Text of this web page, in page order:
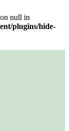
null in
plugins/hide-